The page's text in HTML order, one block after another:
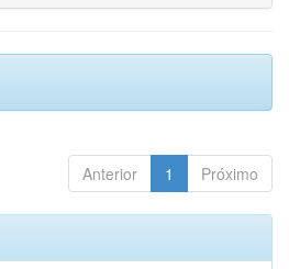
Anterior 1 Próximo